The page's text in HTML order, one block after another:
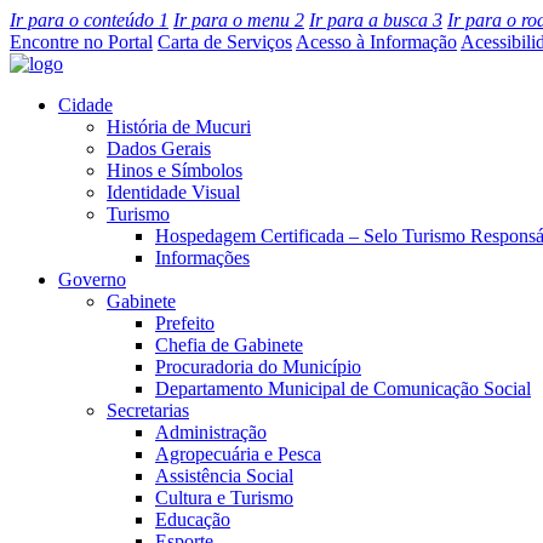
Ir para o conteúdo 1 Ir para o menu 2 Ir para a busca 3 Ir para o
Encontre no Portal Carta de Serviços Acesso à Informação
Cidade
História de Mucuri
Dados Gerais
Hinos e Símbolos
Identidade Visual
Turismo
Hospedagem Certificada – Selo Turismo
Informações
Governo
Gabinete
Prefeito
Chefia de Gabinete
Procuradoria do Município
Departamento Municipal de Comunicação Social
Secretarias
Administração
Agropecuária e Pesca
Assistência Social
Cultura e Turismo
Educação